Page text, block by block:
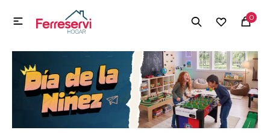
0

MI CUENTA
Menú Herramientas y Construcción Electrodomésticos
Herramientas y Construcción